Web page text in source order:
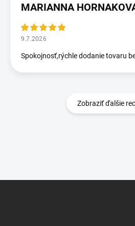
MARIANNA
9.7.2026
Spokojnosť,rýchle dodanie tovaru
Zobraziť ďalšie